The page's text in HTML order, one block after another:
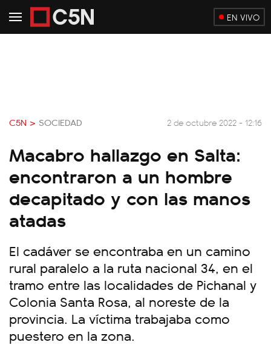
EN VIVO
C5N > SOCIEDAD 2 de octubre 2022 - 12:16
Macabro hallazgo en Salta:
encontraron a un hombre
decapitado y con las manos
atadas
El cadáver se encontraba en un camino
rural paralelo a la ruta nacional 34, en el
tramo entre las localidades de Pichanal y
Colonia Santa Rosa, al noreste de la
provincia. La víctima trabajaba como
puestero en la zona.